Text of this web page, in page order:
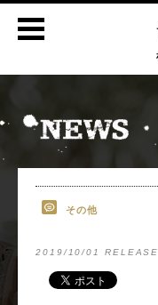
その他
2019/10/01 RELEASE